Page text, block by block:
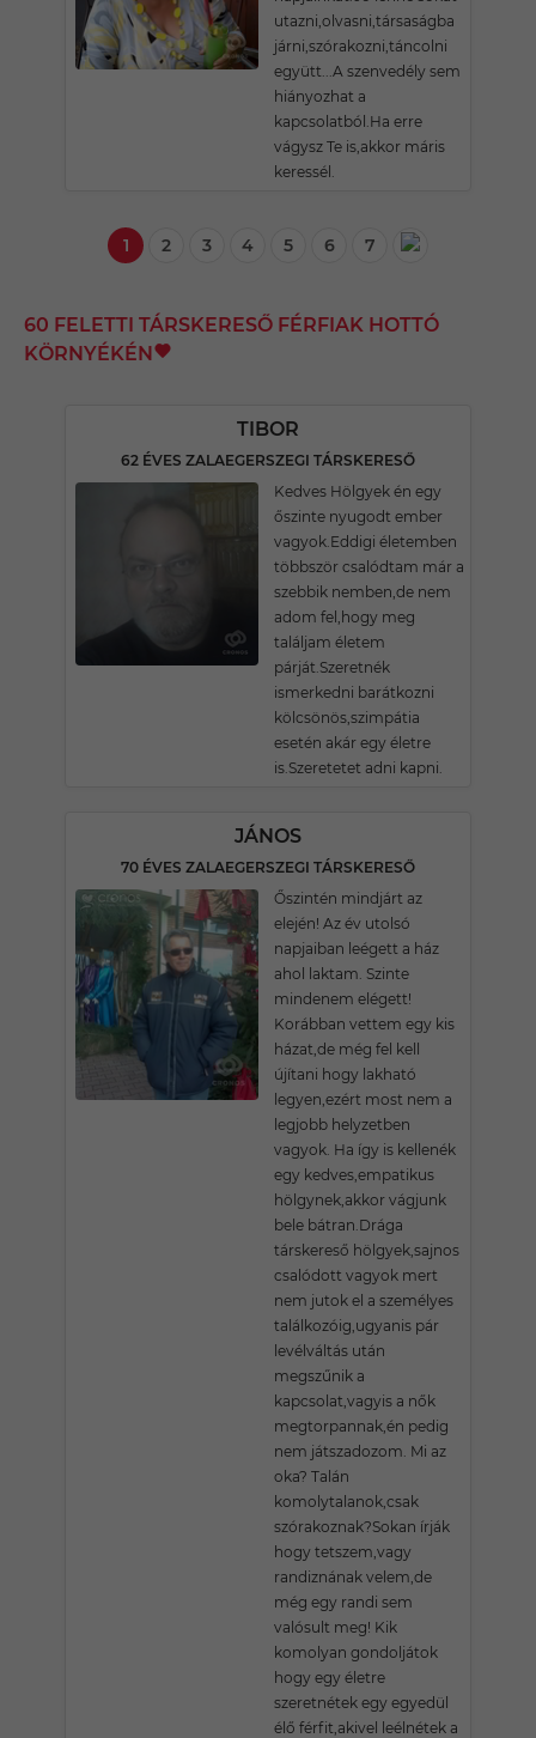
utazni,olvasni,társaságba
járni,szórakozni,táncolni
együtt...A szenvedély sem
hiányozhat a
kapcsolatból.Ha erre
vágysz Te is,akkor máris
keressél.
1 2 3 4 5 6 7
60 FELETTI TÁRSKERESŐ FÉRFIAK HOTTÓ
KÖRNYÉKÉN
TIBOR
62 ÉVES ZALAEGERSZEGI TÁRSKERESŐ
Kedves Hölgyek én egy
őszinte nyugodt ember
vagyok.Eddigi életemben
többször csalódtam már a
szebbik nemben,de nem
adom fel,hogy meg
találjam életem
párját.Szeretnék
ismerkedni barátkozni
kölcsönös,szimpátia
esetén akár egy életre
is.Szeretetet adni kapni.
JÁNOS
70 ÉVES ZALAEGERSZEGI TÁRSKERESŐ
Őszintén mindjárt az
elején! Az év utolsó
napjaiban leégett a ház
ahol laktam. Szinte
mindenem elégett!
Korábban vettem egy kis
házat,de még fel kell
újítani hogy lakható
legyen,ezért most nem a
legjobb helyzetben
vagyok. Ha így is kellenék
egy kedves,empatikus
hölgynek,akkor vágjunk
bele bátran.Drága
társkereső hölgyek,sajnos
csalódott vagyok mert
nem jutok el a személyes
találkozóig,ugyanis pár
levélváltás után
megszűnik a
kapcsolat,vagyis a nők
megtorpannak,én pedig
nem játszadozom. Mi az
oka? Talán
komolytalanok,csak
szórakoznak?Sokan írják
hogy tetszem,vagy
randiznának velem,de
még egy randi sem
valósult meg! Kik
komolyan gondoljátok
hogy egy életre
szeretnétek egy egyedül
élő férfit,akivel leélnétek a